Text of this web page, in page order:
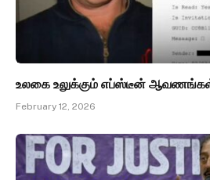
உலகை உலுக்கும் எப்ஸ்டீன்
February 12, 2026